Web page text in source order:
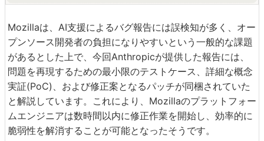
Mozillaは、AI支援によるバグ報告には誤検知が多く、オー
プンソース開発者の負担になりやすいという一般的な課題
があるとした上で、今回Anthropicが提供した報告には、
問題を再現するための最小限のテストケース、詳細な概念
実証(PoC)、および修正案となるパッチが同梱されていた
と解説しています。これにより、Mozillaのプラットフォー
ムエンジニアは数時間以内に修正作業を開始し、効率的に
脆弱性を解消することが可能となったそうです。